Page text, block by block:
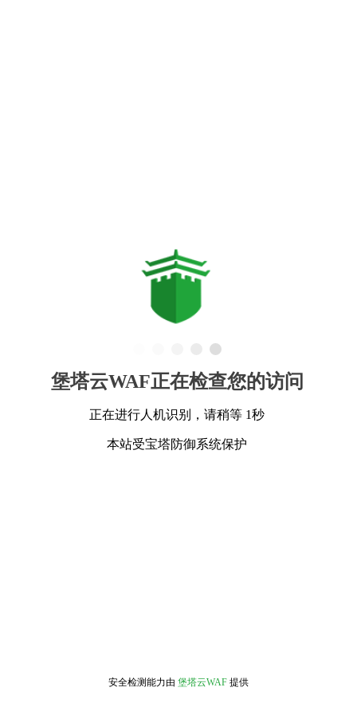
堡塔云WAF正在检查您的访问
正在进行人机识别，请稍等 1秒
本站受宝塔防御系统保护
安全检测能力由 堡塔云WAF 提供